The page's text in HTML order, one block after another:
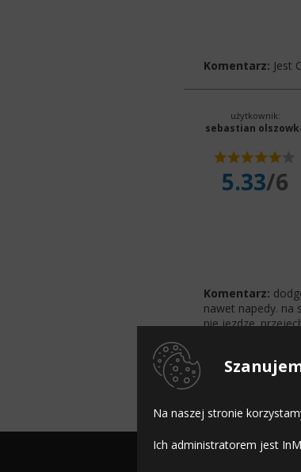
Na naszej stronie
Ich administratorem jest
Komentarz: Jest
użytkownik:
sebastian
5.33/6
Komentarz:
nawet napedy. na
nie jezdze.
swierze oponki